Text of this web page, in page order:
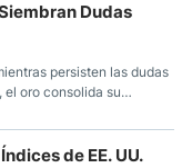
Dudas
persisten las dudas
el oro consolida su
económicas desde
de EE. UU.